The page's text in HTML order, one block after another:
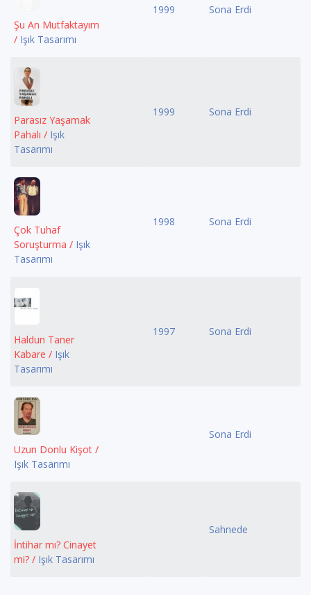
Şu An Mutfaktayım
/ Işık Tasarımı
1999 Sona Erdi
Parasız Yaşamak
Pahalı / Işık
Tasarımı
1999 Sona Erdi
Çok Tuhaf
Soruşturma / Işık
Tasarımı
1998 Sona Erdi
Haldun Taner
Kabare / Işık
Tasarımı
1997 Sona Erdi
Uzun Donlu Kişot /
Işık Tasarımı
Sona Erdi
İntihar mı? Cinayet
mi? / Işık Tasarımı
Sahnede